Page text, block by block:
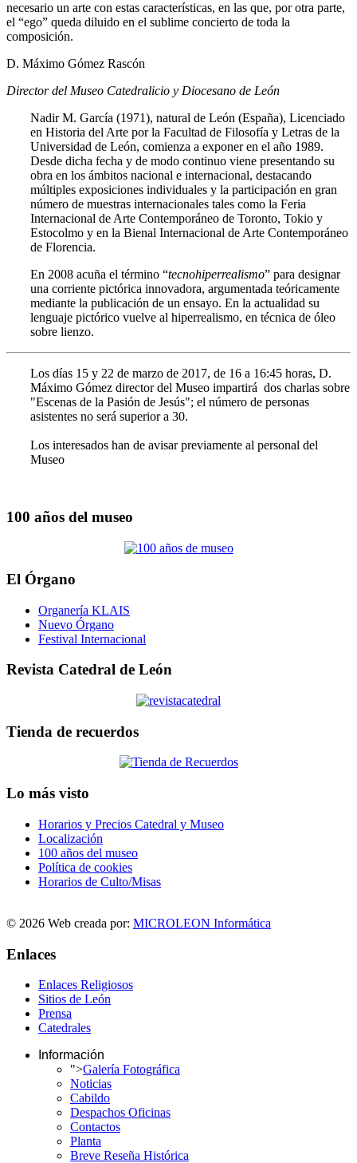
necesario un arte con estas características, en las que, por otra parte,
el “ego” queda diluido en el sublime concierto de toda la
composición.
D. Máximo Gómez Rascón
Director del Museo Catedralicio y Diocesano de León
Nadir M. García (1971), natural de León (España), Licenciado
en Historia del Arte por la Facultad de Filosofía y Letras de la
Universidad de León, comienza a exponer en el año 1989.
Desde dicha fecha y de modo continuo viene presentando su
obra en los ámbitos nacional e internacional, destacando
múltiples exposiciones individuales y la participación en gran
número de muestras internacionales tales como la Feria
Internacional de Arte Contemporáneo de Toronto, Tokio y
Estocolmo y en la Bienal Internacional de Arte Contemporáneo
de Florencia.
En 2008 acuña el término “tecnohiperrealismo” para designar
una corriente pictórica innovadora, argumentada teóricamente
mediante la publicación de un ensayo. En la actualidad su
lenguaje pictórico vuelve al hiperrealismo, en técnica de óleo
sobre lienzo.
Los días 15 y 22 de marzo de 2017, de 16 a 16:45 horas, D.
Máximo Gómez director del Museo impartirá dos charlas sobre
"Escenas de la Pasión de Jesús"; el número de personas
asistentes no será superior a 30.
Los interesados han de avisar previamente al personal del
Museo
100 años del museo
El Órgano
Organería KLAIS
Nuevo Órgano
Festival Internacional
Revista Catedral de León
Tienda de recuerdos
Lo más visto
Horarios y Precios Catedral y Museo
Localización
100 años del museo
Política de cookies
Horarios de Culto/Misas
© 2026 Web creada por: MICROLEON Informática
Enlaces
Enlaces Religiosos
Sitios de León
Prensa
Catedrales
Información
">Galería Fotográfica
Noticias
Cabildo
Despachos Oficinas
Contactos
Planta
Breve Reseña Histórica